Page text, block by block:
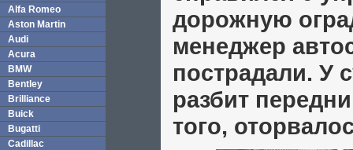
Alfa Romeo
Aston Martin
Audi
Acura
BMW
Bentley
Brilliance
Buick
Bugatti
Cadillac
дорожную
менеджер
пострадали. У
разбит
того,